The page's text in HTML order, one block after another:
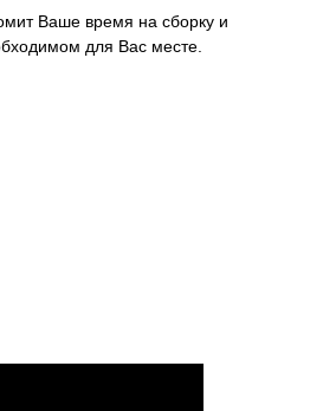
Ваше время на сборку и
для Вас месте.